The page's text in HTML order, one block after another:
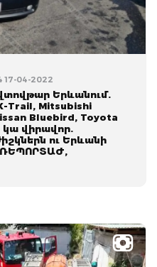
17-04-2022
Երևանում.
Trail, Mitsubishi
Bluebird, Toyota
կա վիրավոր.
ու Երևանի